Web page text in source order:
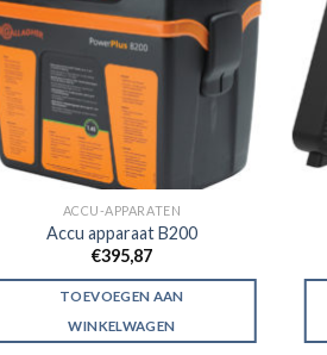
ACCU-APPARATEN
Accu apparaat B200
€395,87
TOEVOEGEN AAN
WINKELWAGEN